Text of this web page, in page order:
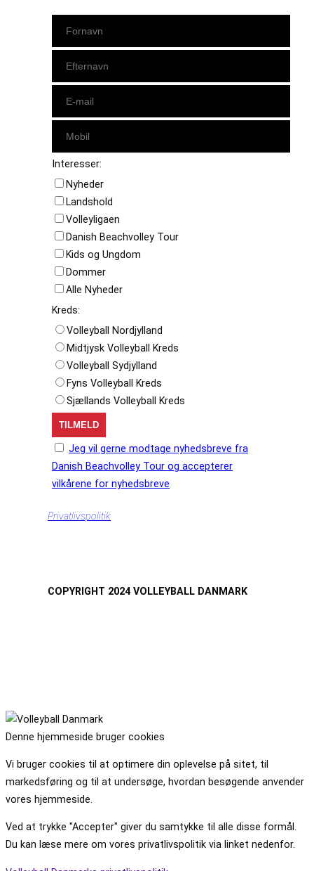
Interesser:
Nyheder
Landshold
Volleyligaen
Danish Beachvolley Tour
Kids og Ungdom
Dommer
Alle Nyheder
Kreds:
Volleyball Nordjylland
Midtjysk Volleyball Kreds
Volleyball Sydjylland
Fyns Volleyball Kreds
Sjællands Volleyball Kreds
Jeg vil gerne modtage nyhedsbreve fra
Danish Beachvolley Tour og accepterer
vilkårene for nyhedsbreve
Privatlivspolitik
COPYRIGHT 2024 VOLLEYBALL DANMARK
Denne hjemmeside bruger cookies
Vi bruger cookies til at optimere din oplevelse på sitet, til
markedsføring og til at undersøge, hvordan besøgende anvender
vores hjemmeside.
Ved at trykke "Accepter" giver du samtykke til alle disse formål.
Du kan læse mere om vores privatlivspolitik via linket nedenfor.